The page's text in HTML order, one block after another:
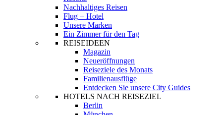
Nachhaltiges Reisen
Flug + Hotel
Unsere Marken
Ein Zimmer für den Tag
REISEIDEEN
Magazin
Neueröffnungen
Reiseziele des Monats
Familienausflüge
Entdecken Sie unsere City Guides
HOTELS NACH REISEZIEL
Berlin